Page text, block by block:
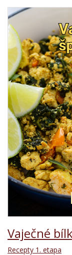
Vaječné
Recepty 1. etapa